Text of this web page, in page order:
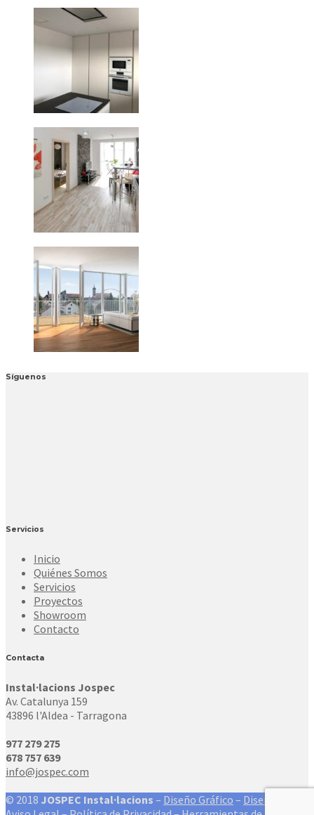
Síguenos
Servicios
Inicio
Quiénes Somos
Servicios
Proyectos
Showroom
Contacto
Contacta
Instal·lacions Jospec
Av. Catalunya 159
43896 l'Aldea - Tarragona
977 279 275
678 757 639
info@jospec.com
© 2018 JOSPEC Instal·lacions – Diseño Gráfico – Diseño Web